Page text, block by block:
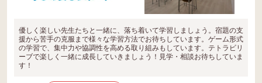
優しく楽しい先生たちと一緒に、落ち着いて学習しましょう。宿題の支
援から苦手の克服まで様々な学習方法でお待ちしています。ゲーム形式
の学習で、集中力や協調性を高める取り組みもしています。テトラビリ
ーブで楽しく一緒に成長していきましょう！見学・相談お待ちしていま
す！